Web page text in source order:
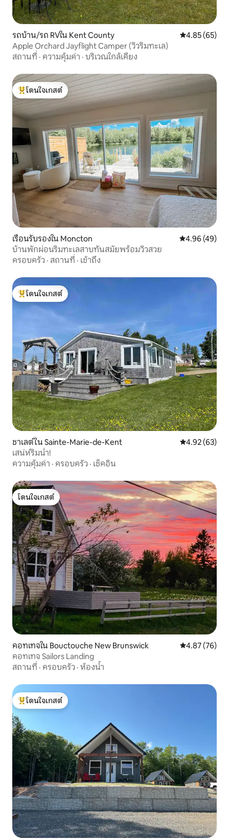
รถบ้าน/รถ RVใน Kent County คะแนนเฉลี่ย
4.85 (65)
Apple Orchard Jayflight Camper (วิวริมทะเล)
สถานที่ · ความคุ้มค่า · บริเวณใกล้เคียง
โดนใจเกสต์ที่สุด
โดนใจเกสต์
เรือนรับรองใน Moncton คะแนนเฉลี่ย
4.96 (49)
บ้านพักผ่อนริมทะเลสาบทันสมัยพร้อมวิวสวย
ครอบครัว · สถานที่ · เข้าถึง
โดนใจเกสต์ที่สุด
โดนใจเกสต์
ชาเลต์ใน Sainte-Marie-de-Kent คะแนนเฉลี่ย
4.92 (63)
เสน่ห์ริมน้ำ!
ความคุ้มค่า · ครอบครัว · เช็คอิน
โดนใจเกสต์
โดนใจเกสต์
คอทเทจใน Bouctouche New Brunswick คะแนนเฉลี่ย
4.87 (76)
คอทเทจ Sailors Landing
สถานที่ · ครอบครัว · ห้องน้ำ
โดนใจเกสต์ที่สุด
โดนใจเกสต์